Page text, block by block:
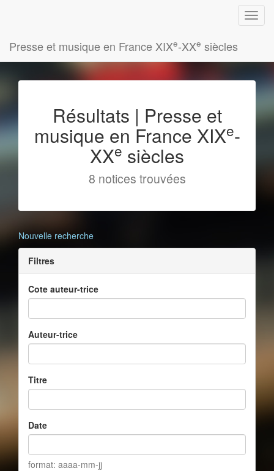
Presse et musique en France XIXe-XXe siècles
Résultats | Presse et
musique en France XIXe-
XXe siècles
8 notices trouvées
Nouvelle recherche
Filtres
Cote auteur-trice
Auteur-trice
Titre
Date
format: aaaa-mm-jj